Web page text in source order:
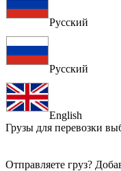
Русский
Русский
English
Грузы для перевозки
Отправляете груз?